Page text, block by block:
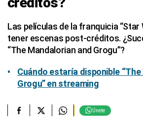
Las películas de la franquicia “Star
tener escenas post-créditos.
“The Mandalorian and Grogu”?
Cuándo estaría disponible
Grogu” en streaming
Únete